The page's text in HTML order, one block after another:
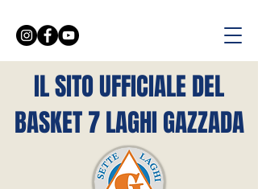
IL SITO UFFICIALE DEL
BASKET 7 LAGHI GAZZADA